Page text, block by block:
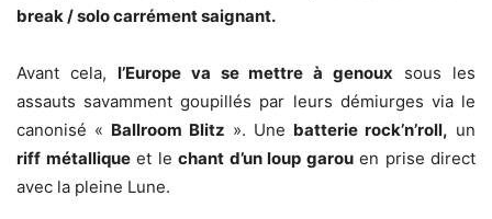
break / solo carrément saignant.
Avant cela, l’Europe va se mettre à genoux sous les
assauts savamment goupillés par leurs démiurges via le
canonisé « Ballroom Blitz ». Une batterie rock’n’roll, un
riff métalliqueet le chant d’un loup garouen prise direct
avec la pleine Lune.